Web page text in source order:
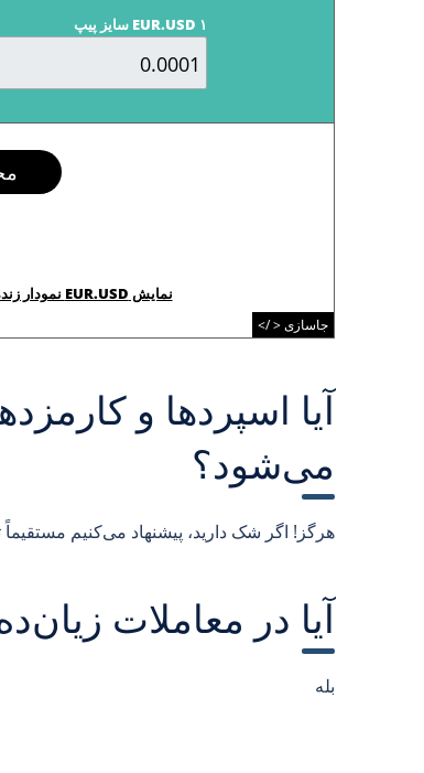
EUR.USD ۱ سایز پیپ
نمایش EUR.USD نمودار زنده
جاسازی < />
آیا اسپردها و
می‌شود؟
هرگز! اگر شک دارید، پیشنهاد می‌کنیم مستقیماً
آیا در معاملات
بله